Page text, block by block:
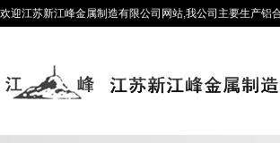
欢迎江苏新江峰金属制造有限公司网站,我公司主要生产